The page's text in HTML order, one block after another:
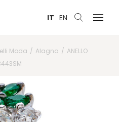
IT EN
Moda Alagna
ANELLO